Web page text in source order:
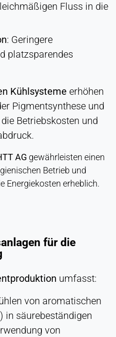
Fluss in die
: Geringere
platzsparendes
Kühlsysteme erhöhen
Pigmentsynthese und
Betriebskosten und
AG gewährleisten einen
Betrieb und
Energiekosten erheblich.
für die
umfasst:
von aromatischen
in säurebeständigen
von
können technische Daten
werden.